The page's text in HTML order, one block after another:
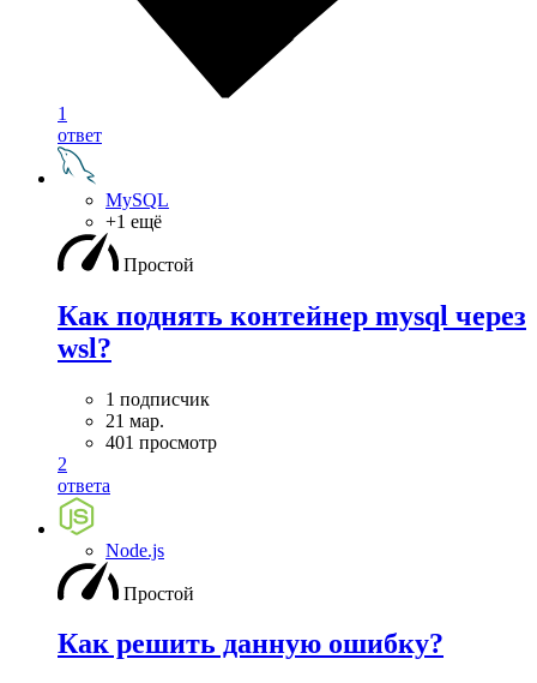
1
ответ
MySQL
+1 ещё
Простой
Как поднять контейнер mysql через
wsl?
1 подписчик
21 мар.
401 просмотр
2
ответа
Node.js
Простой
Как решить данную ошибку?